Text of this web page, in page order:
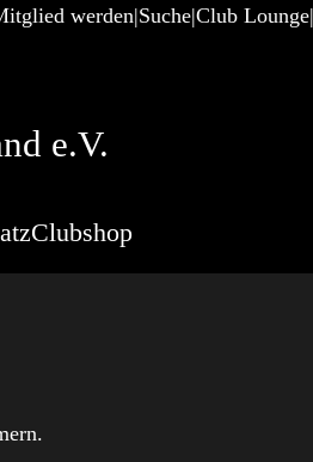
werden Suche Club Lounge
e.V.
Clubshop